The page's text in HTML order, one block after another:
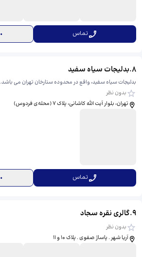
تماس
8
.بدلیجات سیاه سفید
بدلیجات سیاه سفید، واقع در محدوده ستارخان تهران می باشد.
بدون نظر
تهران، بلوار آیت الله کاشانی، پلاک 7 (محله‌ی فردوس)
تماس
9
.گالری نقره سجاد
بدون نظر
آریا شهر . پاساژ صفوی . پلاک 10 و 11